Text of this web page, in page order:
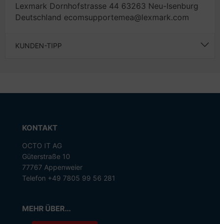
Lexmark Dornhofstrasse 44 63263 Neu-Isenburg
Deutschland ecomsupportemea@lexmark.com
KUNDEN-TIPP
KONTAKT
OCTO IT AG
Güterstraße 10
77767 Appenweier
Telefon +49 7805 99 56 281
MEHR ÜBER...